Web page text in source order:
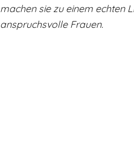
machen sie zu einem echten
anspruchsvolle Frauen.